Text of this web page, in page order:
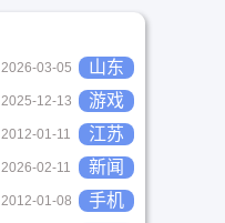
2026-03-05
山东
2025-12-13
游戏
2012-01-11
江苏
2026-02-11
新闻
2012-01-08
手机